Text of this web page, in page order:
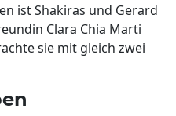
ist Shakiras und Gerard
Clara Chia Marti
sie mit gleich zwei